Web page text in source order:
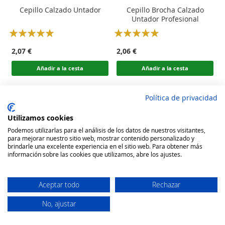
Cepillo Calzado Untador
Rating:
2,07 €
Añadir a la cesta
Cepillo Brocha Calzado
Untador Profesional
Rating:
2,06 €
Añadir a la cesta
Política de privacidad
Utilizamos cookies
Podemos utilizarlas para el análisis de los datos de nuestros visitantes,
para mejorar nuestro sitio web, mostrar contenido personalizado y
brindarle una excelente experiencia en el sitio web. Para obtener más
información sobre las cookies que utilizamos, abre los ajustes.
Aceptar todo Rechazar
No, ajustar